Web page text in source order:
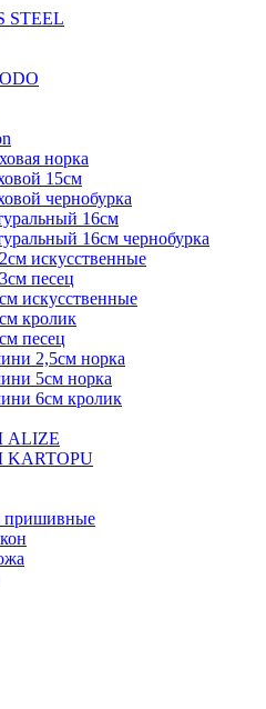
STEEL
норка
15см
чернобурка
16см
16см чернобурка
искусственные
песец
искусственные
кролик
песец
2,5см норка
5см норка
6см кролик
пришивные